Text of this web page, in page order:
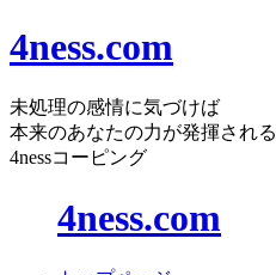
4ness.com
未処理の感情に気づけば
本来のあなたの力が発揮される
4nessコーピング
4ness.com